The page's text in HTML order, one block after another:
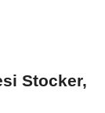
Stocker,